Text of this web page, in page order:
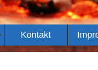
Kontakt